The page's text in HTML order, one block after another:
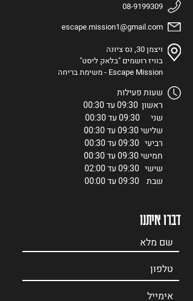
08-9199309
escape.mission1@gmail.com
ויצמן 30, נס ציונה
בוויז רושמים "בלאק ליסט"
Escape Mission - משימת בריחה
שעות פעילות
ראשון 09:30 עד 00:30
שני 09:30 עד 00:30
שלישי 09:30 עד 00:30
רביעי 09:30 עד 00:30
חמישי 09:30 עד 00:30
שישי 09:30 עד 02:00
שבת 09:30 עד 00:00
דברו איתנו